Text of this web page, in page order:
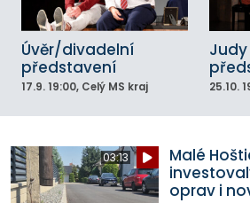
Úvěr/divadelní
představení
17.9. 19:00, Celý MS kraj 25.10.
03:13
Malé
oprav i